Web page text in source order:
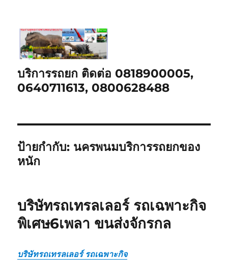
บริการรถยก ติดต่อ 0818900005,
0640711613, 0800628488
ป้ายกำกับ: นครพนมบริการรถยกของ
หนัก
บริษัทรถเทรลเลอร์ รถเฉพาะกิจ
พิเศษ6เพลา ขนส่งจักรกล
บริษัทรถเทรลเลอร์ รถเฉพาะกิจ